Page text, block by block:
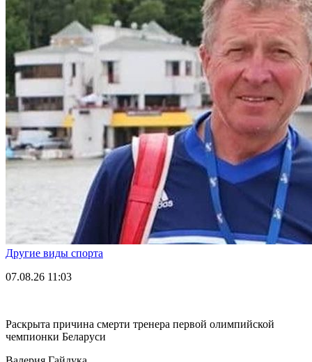
Другие виды спорта
07.08.26 11:03
Раскрыта причина смерти тренера первой олимпийской
чемпионки Беларуси